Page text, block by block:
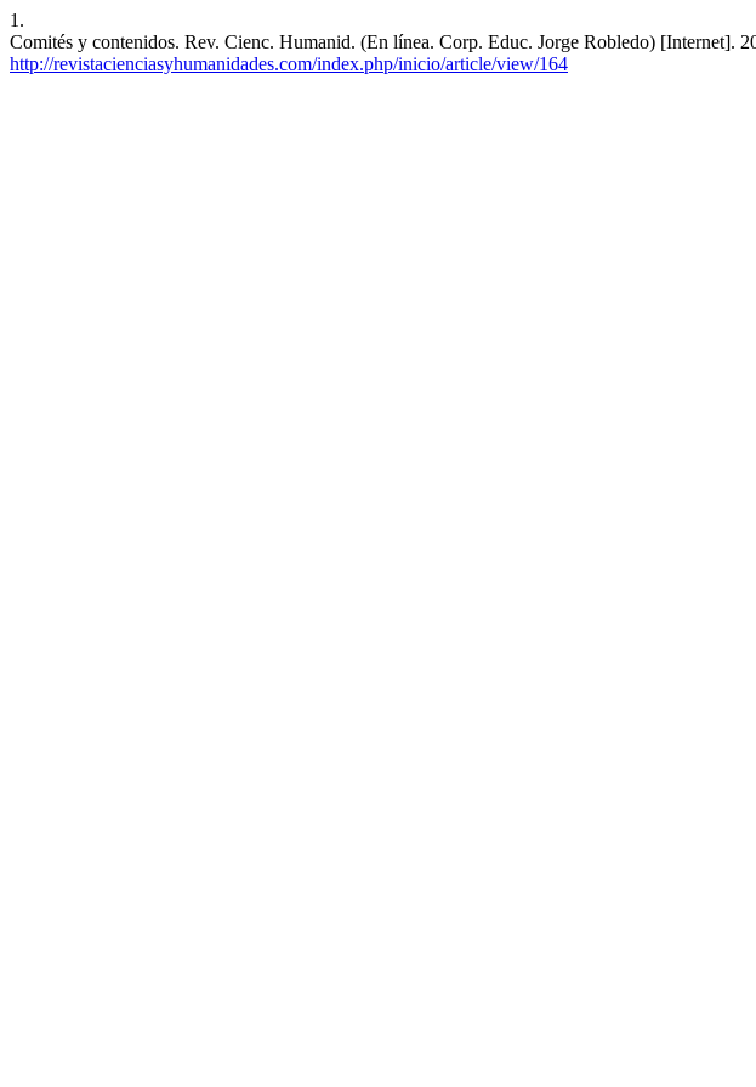
1.
Comités y contenidos. Rev. Cienc. Humanid. (En línea. Corp. Educ. Jorge Robledo) [Internet].
http://revistacienciasyhumanidades.com/index.php/inicio/article/view/164